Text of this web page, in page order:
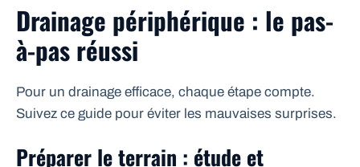
Drainage périphérique : le pas-
à-pas réussi
Pour un drainage efficace, chaque étape compte.
Suivez ce guide pour éviter les mauvaises surprises.
Préparer le terrain : étude et